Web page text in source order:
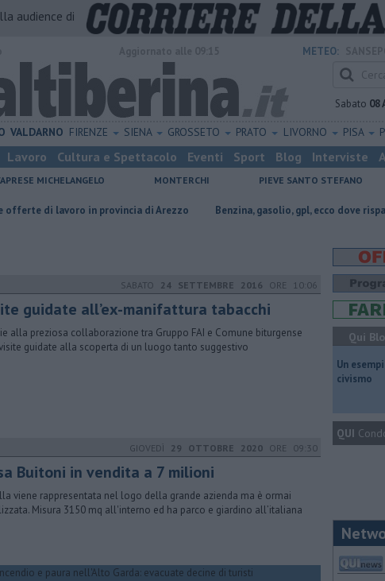
audience di
METEO:
Sabato 08
VALDARNO FIRENZE SIENA GROSSETO PRATO LIVORNO PISA
Lavoro Cultura e Spettacolo Eventi Sport Blog Interviste
MICHELANGELO MONTERCHI PIEVE SANTO STEFANO
in provincia di Arezzo ​Benzina, gasolio, gpl, ecco dove risparmiare
SABATO 24 SETTEMBRE 2016 ORE 10:06
guidate all’ex-manifattura tabacchi
alla preziosa collaborazione tra Gruppo FAI e Comune biturgense
guidate alla scoperta di un luogo tanto suggestivo
GIOVEDÌ 29 OTTOBRE 2020 ORE 09:30
Buitoni in vendita a 7 milioni
viene rappresentata nel logo della grande azienda ma è ormai
Misura 3150 mq all'interno ed ha parco e giardino all’italiana
Qui
​Un
civismo
QUI